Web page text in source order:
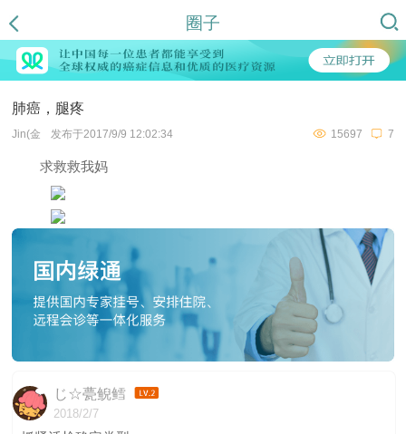
圈子
肺癌，腿疼
Jin(金 发布于2017/9/9 12:02:34 7
15697
求救救我妈
じ☆甍鲵鳕
2018/2/7